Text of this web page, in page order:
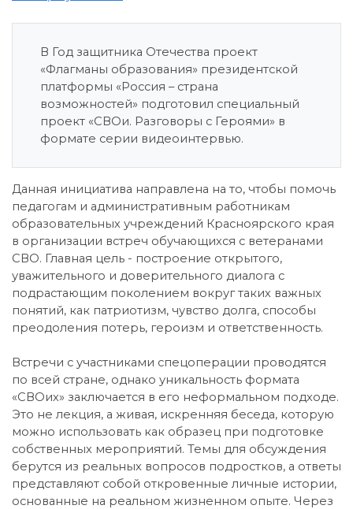
В Год защитника Отечества проект
«Флагманы образования» президентской
платформы «Россия – страна
возможностей» подготовил специальный
проект «СВОи. Разговоры с Героями» в
формате серии видеоинтервью.
Данная инициатива направлена на то, чтобы помочь
педагогам и административным работникам
образовательных учреждений Красноярского края
в организации встреч обучающихся с ветеранами
СВО. Главная цель - построение открытого,
уважительного и доверительного диалога с
подрастающим поколением вокруг таких важных
понятий, как патриотизм, чувство долга, способы
преодоления потерь, героизм и ответственность.
Встречи с участниками спецоперации проводятся
по всей стране, однако уникальность формата
«СВОих» заключается в его неформальном подходе.
Это не лекция, а живая, искренняя беседа, которую
можно использовать как образец при подготовке
собственных мероприятий. Темы для обсуждения
берутся из реальных вопросов подростков, а ответы
представляют собой откровенные личные истории,
основанные на реальном жизненном опыте. Через